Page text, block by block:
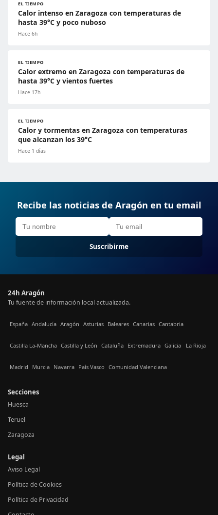
EL TIEMPO
Calor intenso en Zaragoza con temperaturas de
hasta 39°C y poco nuboso
Hace 6h
EL TIEMPO
Calor extremo en Zaragoza con temperaturas de
hasta 39°C y vientos fuertes
Hace 17h
EL TIEMPO
Calor y tormentas en Zaragoza con temperaturas
que alcanzan los 39°C
Hace 1 días
Recibe las noticias de Aragón en tu email
Suscribirme
24h Aragón
Tu fuente de información local actualizada.
España Andalucía Aragón Asturias Baleares Canarias Cantabria
Castilla La-Mancha Castilla y León Cataluña Extremadura Galicia La Rioja
Madrid Murcia Navarra País Vasco Comunidad Valenciana
Secciones
Huesca
Teruel
Zaragoza
Legal
Aviso Legal
Política de Cookies
Política de Privacidad